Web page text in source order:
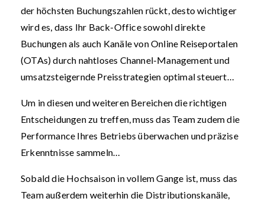
der höchsten Buchungszahlen rückt, desto wichtiger
wird es, dass Ihr Back-Office sowohl direkte
Buchungen als auch Kanäle von Online Reiseportalen
(OTAs) durch nahtloses Channel-Management und
umsatzsteigernde Preisstrategien optimal steuert…
Um in diesen und weiteren Bereichen die richtigen
Entscheidungen zu treffen, muss das Team zudem die
Performance Ihres Betriebs überwachen und präzise
Erkenntnisse sammeln…
Sobald die Hochsaison in vollem Gange ist, muss das
Team außerdem weiterhin die Distributionskanäle,